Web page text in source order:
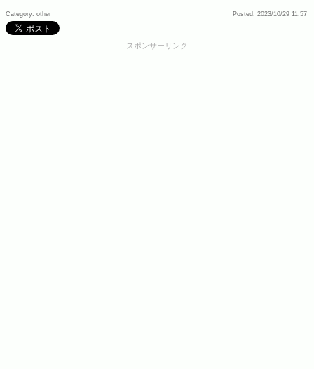
Category: other Posted: 2023/10/29 11:57
スポンサーリンク